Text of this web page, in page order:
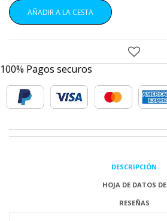
AÑADIR A LA CESTA
100% Pagos securos
DESCRIPCIÓN
HOJA DE DATOS DE
RESEÑAS